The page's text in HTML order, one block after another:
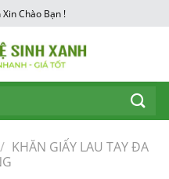
Chào Bạn !
/ KHĂN GIẤY LAU TAY ĐA